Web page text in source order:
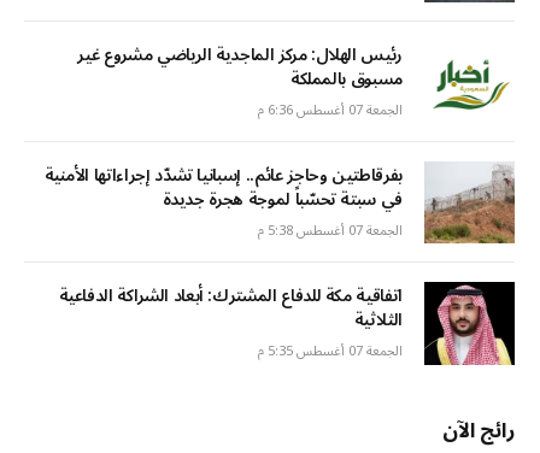
رئيس الهلال: مركز الماجدية الرياضي مشروع غير
مسبوق بالمملكة
الجمعة 07 أغسطس 6:36 م
بفرقاطتين وحاجز عائم.. إسبانيا تشدّد إجراءاتها الأمنية
في سبتة تحسّباً لموجة هجرة جديدة
الجمعة 07 أغسطس 5:38 م
اتفاقية مكة للدفاع المشترك: أبعاد الشراكة الدفاعية
الثلاثية
الجمعة 07 أغسطس 5:35 م
رائج الآن